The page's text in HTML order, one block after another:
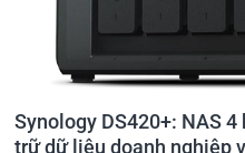
Synology DS420+: NAS
trữ dữ liệu doanh nghiệp